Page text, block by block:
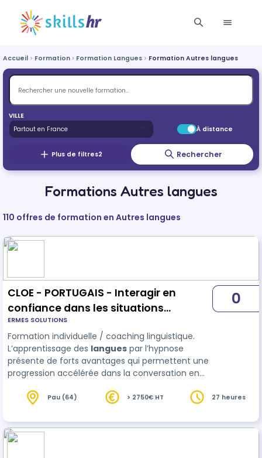
Accueil Formation Formation Langues Formation Autres langues
VILLE
À distance
Plus de filtres2 Rechercher
Formations Autres langues
110 offres de formation en Autres langues
CLOE - PORTUGAIS - Interagir en
confiance dans les situations
professionnelles - parcours 27 h
ERMES SOLUTIONS
Formation individuelle / coaching linguistique.
L’apprentissage des langues par l’hypnose
présente de forts avantages qui permettent une
progression accélérée dans la conversation en
Adaptation du contenu au niveau (évaluation
0
Pau (64) > 2750€ HT 27 heures